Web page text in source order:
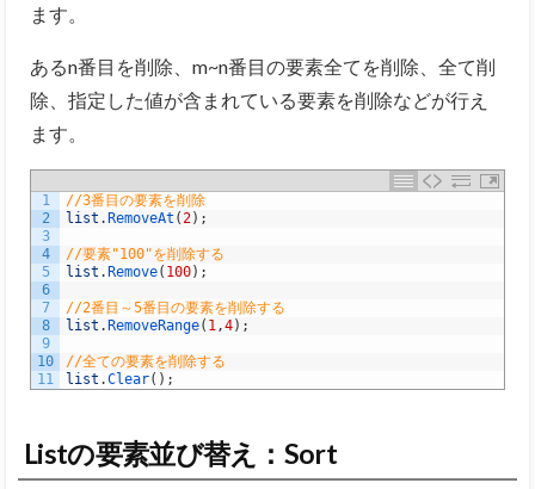
ます。
あるn番目を削除、m~n番目の要素全てを削除、全て削
除、指定した値が含まれている要素を削除などが行え
ます。
1
2
3
4
5
6
7
8
9
10
11
//3番目の要素を削除
list .RemoveAt ( 2) ;
//要素"100"を削除する
list .Remove( 100) ;
//2番目～5番目の要素を削除する
list .RemoveRange( 1 ,4) ;
//全ての要素を削除する
list .Clear( ) ;
Listの要素並び替え：Sort